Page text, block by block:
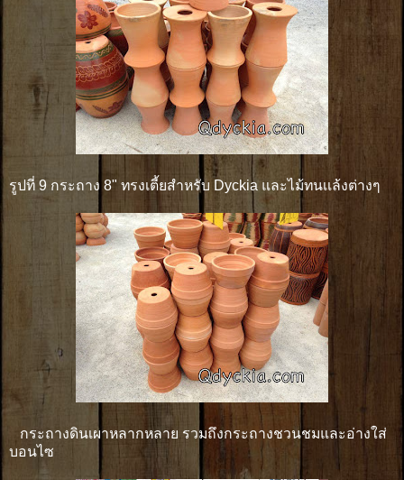
รูปที่ 9 กระถาง 8" ทรงเตี้ยสำหรับ Dyckia และไม้ทนเเล้งต่างๆ
กระถางดินเผาหลากหลาย รวมถึงกระถางชวนชมและอ่างใส่
บอนไซ